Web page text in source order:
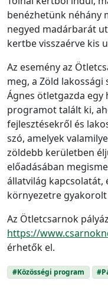
benézhetünk néhány
negyed madárbarát
kertbe visszaérve kis
Az esemény az
meg, a Zöld
Ágnes ötletgazda
programot talált ki,
fejlesztésekről és
szó, amelyek
zöldebb kerületben
előadásában
állatvilág kapcsolatát,
környezetre
Az Ötletcsarnok
https://
érhetők el.
#Közösségi program